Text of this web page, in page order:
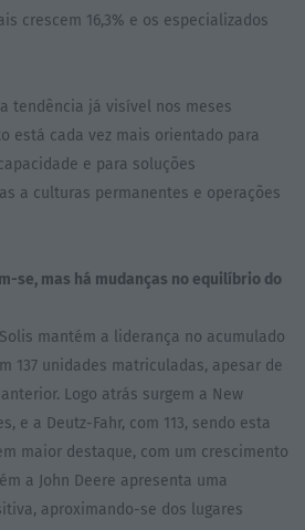
crescem 16,3% e os especializados
tendência já visível nos meses
está cada vez mais orientado para
e para soluções
a culturas permanentes e operações
se, mas há mudanças no equilíbrio do
mantém a liderança no acumulado
137 unidades matriculadas, apesar de
Logo atrás surgem a New
e a Deutz-Fahr, com 113, sendo esta
maior destaque, com um crescimento
a John Deere apresenta uma
aproximando-se dos lugares